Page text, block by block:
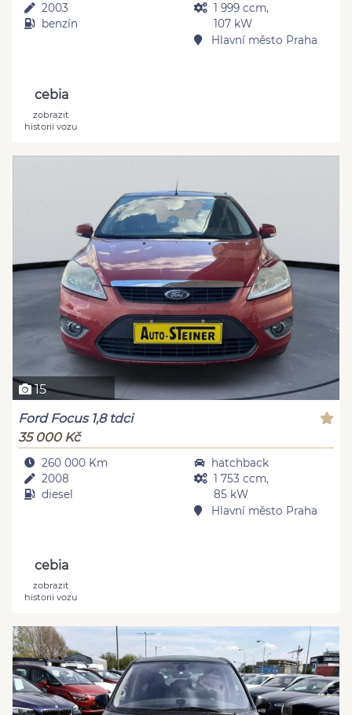
2003
benzín
1 999 ccm,
107 kW
Hlavní město Praha
cebia
zobrazit
historii vozu
15
Ford Focus 1,8 tdci
35 000 Kč
260 000 Km
2008
diesel
hatchback
1 753 ccm,
85 kW
Hlavní město Praha
cebia
zobrazit
historii vozu